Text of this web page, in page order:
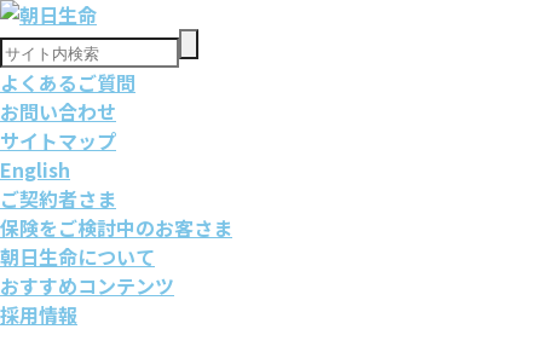
よくあるご質問
お問い合わせ
サイトマップ
English
ご契約者さま
保険をご検討中のお客さま
朝日生命について
おすすめコンテンツ
採用情報